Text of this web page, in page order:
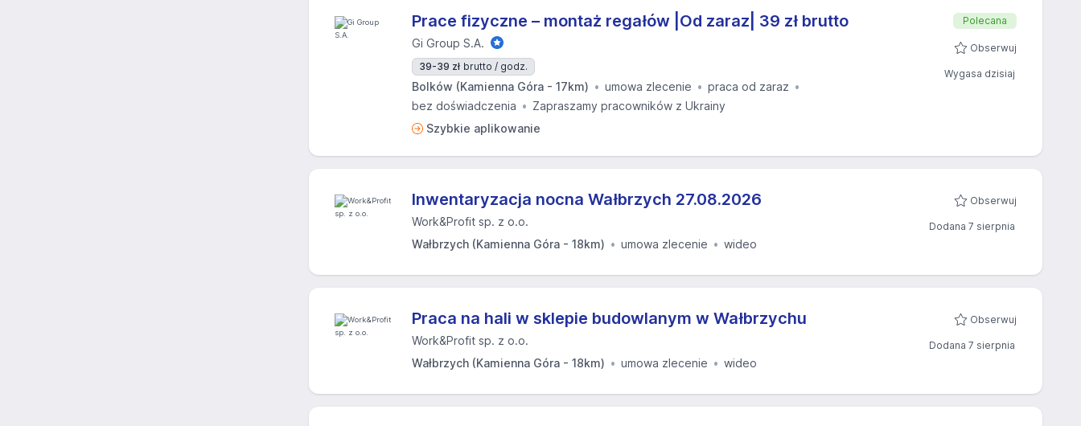
Prace fizyczne – montaż regałów |Od zaraz| 39 zł brutto
Gi Group S.A.
39-39 zł brutto / godz.
Bolków (Kamienna Góra - 17km) umowa zlecenie
praca od zaraz
bez doświadczenia
Zapraszamy pracowników z Ukrainy
Szybkie aplikowanie
Polecana
Obserwuj
Wygasa dzisiaj
Inwentaryzacja nocna Wałbrzych 27.08.2026​
Work&Profit sp. z o.o.
Wałbrzych (Kamienna Góra - 18km)
umowa zlecenie wideo
Obserwuj
Dodana 7 sierpnia
Praca na hali w sklepie budowlanym w Wałbrzychu
Work&Profit sp. z o.o.
Wałbrzych (Kamienna Góra - 18km)
umowa zlecenie wideo
Obserwuj
Dodana 7 sierpnia